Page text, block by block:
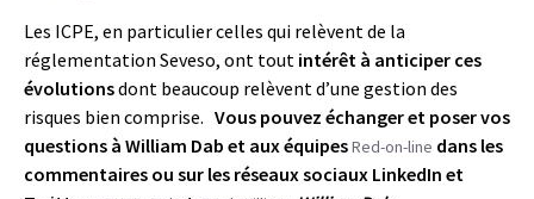
Les ICPE, en particulier celles qui relèvent de la
réglementation Seveso, ont tout intérêt à anticiper ces
évolutionsdont beaucoup relèvent d’une gestion des
risques bien comprise. Vous pouvez échanger et poser vos
questions à William Dab et aux équipesRed-on-line dans les
commentaires ou sur les réseaux sociaux LinkedIn et